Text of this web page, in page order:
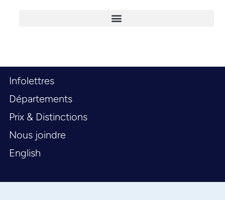
Infolettres
Départements
Prix & Distinctions
Nous joindre
English